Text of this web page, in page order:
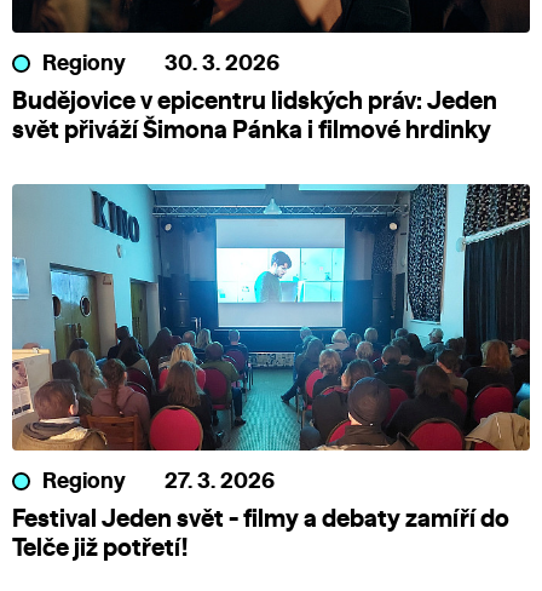
Regiony 30. 3. 2026
Budějovice v epicentru lidských práv: Jeden
svět přiváží Šimona Pánka i filmové hrdinky
Regiony 27. 3. 2026
Festival Jeden svět - filmy a debaty zamíří do
Telče již potřetí!